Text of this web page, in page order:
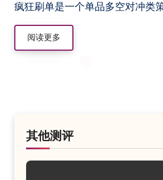
疯狂刷单是一个单品多空对冲
阅读更多
其他测评